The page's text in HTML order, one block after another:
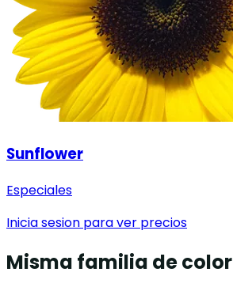
Sunflower
Especiales
Inicia sesion para ver precios
Misma familia de color